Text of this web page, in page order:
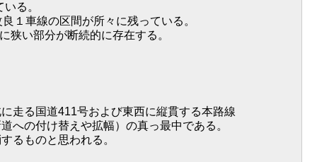
る。
１車線の区間が所々に残っている。
狭い部分が断続的に存在する。
走る国道411号および東西に縦貫する本路線
への付け替えや拡幅）の真っ最中である。
るものと思われる。